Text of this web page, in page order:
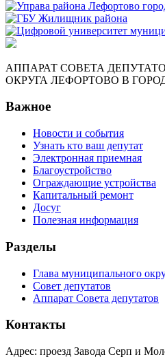
АППАРАТ СОВЕТА
ОКРУГА ЛЕФОРТОВО В
Важное
Новости и события
Узнать кто ваш депутат
Электронная приемная
Благоустройство
Ограждающие устройства
Капитальный ремонт
Досуг
Полезная информация
Разделы
Глава муниципального
Совет депутатов
Аппарат Совета депутатов
Контакты
Адрес: проезд Завода Серп и